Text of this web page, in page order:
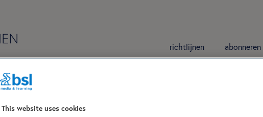
richtlijnen abonneren
This website uses cookies